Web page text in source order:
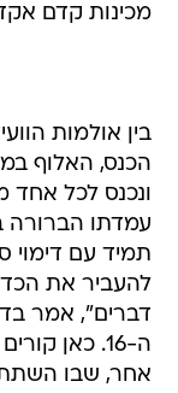
מכינות קדם
בין אולמות
הכנס, האלוף
ונכנס לכל
עמדתו הברורה
תמיד עם דימוי
להעביר את
דברים", אמר
ה-16. כאן
אחר, שבו